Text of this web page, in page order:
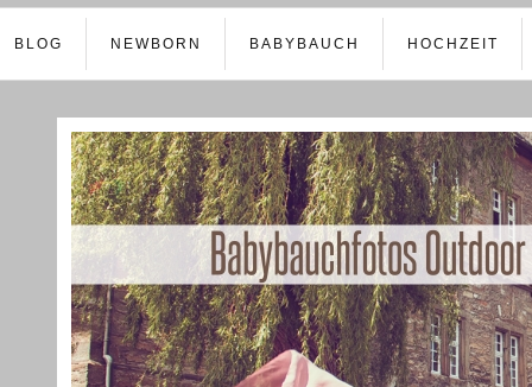
BLOG NEWBORN BABYBAUCH HOCHZEIT